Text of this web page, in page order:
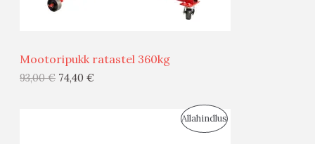
S
Mootoripukk ratastel 360kg
93,00€ 74,40 €
AllahindlusS